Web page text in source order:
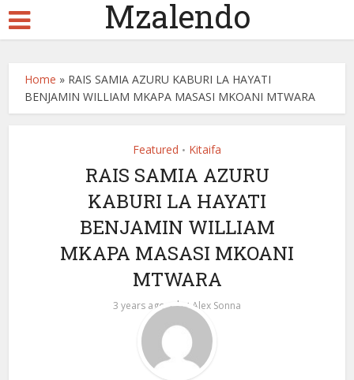
Mzalendo
Home » RAIS SAMIA AZURU KABURI LA HAYATI
BENJAMIN WILLIAM MKAPA MASASI MKOANI MTWARA
Featured • Kitaifa
RAIS SAMIA AZURU
KABURI LA HAYATI
BENJAMIN WILLIAM
MKAPA MASASI MKOANI
MTWARA
3 years ago by Alex Sonna